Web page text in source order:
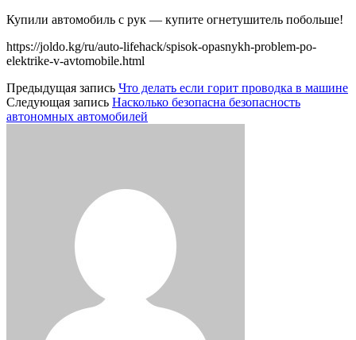
Купили автомобиль с рук — купите огнетушитель побольше!
https://joldo.kg/ru/auto-lifehack/spisok-opasnykh-problem-po-
elektrike-v-avtomobile.html
Предыдущая запись Что делать если горит проводка в машине
Следующая запись Насколько безопасна безопасность
автономных автомобилей